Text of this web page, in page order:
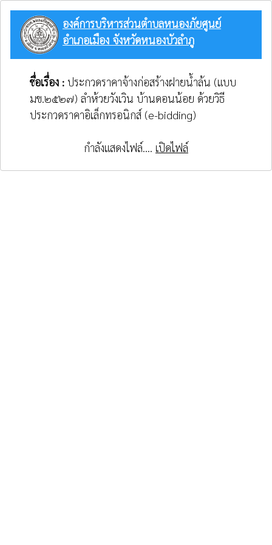
องค์การบริหารส่วนตำบลหนองภัยศูนย์
อำเภอเมือง จังหวัดหนองบัวลำภู
ชื่อเรื่อง : ประกวดราคาจ้างก่อสร้างฝายน้ำล้น (แบบ
มข.๒๕๒๗) ลำห้วยวังเวิน บ้านดอนน้อย ด้วยวิธี
ประกวดราคาอิเล็กทรอนิกส์ (e-bidding)
กำลังแสดงไฟล์.... เปิดไฟล์